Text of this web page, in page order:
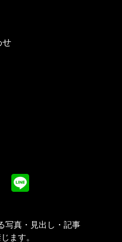
せ
写真・見出し・記事
ます。